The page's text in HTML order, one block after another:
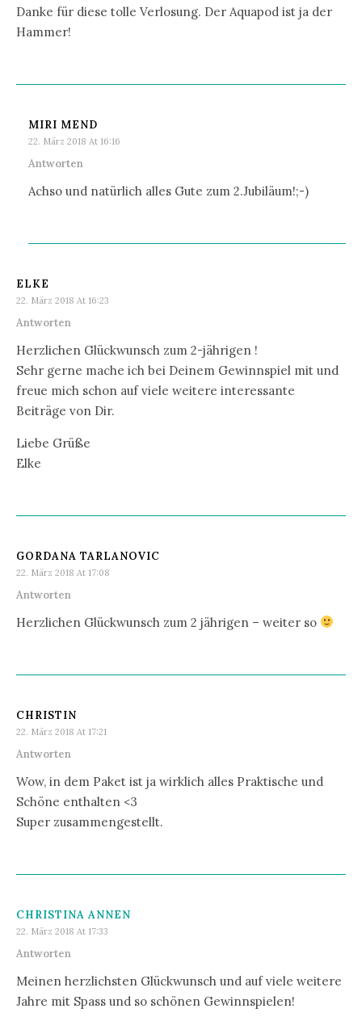
Danke für diese tolle Verlosung. Der Aquapod ist ja der
Hammer!
MIRI MEND
22. März 2018 At 16:16
Antworten
Achso und natürlich alles Gute zum 2.Jubiläum!;-)
ELKE
22. März 2018 At 16:23
Antworten
Herzlichen Glückwunsch zum 2-jährigen !
Sehr gerne mache ich bei Deinem Gewinnspiel mit und
freue mich schon auf viele weitere interessante
Beiträge von Dir.
Liebe Grüße
Elke
GORDANA TARLANOVIC
22. März 2018 At 17:08
Antworten
Herzlichen Glückwunsch zum 2 jährigen – weiter so
CHRISTIN
22. März 2018 At 17:21
Antworten
Wow, in dem Paket ist ja wirklich alles Praktische und
Schöne enthalten <3
Super zusammengestellt.
CHRISTINA ANNEN
22. März 2018 At 17:33
Antworten
Meinen herzlichsten Glückwunsch und auf viele weitere
Jahre mit Spass und so schönen Gewinnspielen!